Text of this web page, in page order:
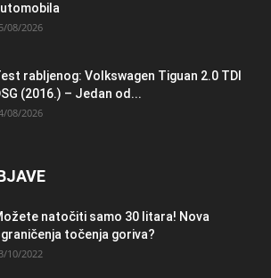
08/2026
rabljenog: Volkswagen Tiguan 2.0 TDI
(2016.) – Jedan od...
08/2026
natočiti samo 30 litara! Nova
točenja goriva?
10/2022